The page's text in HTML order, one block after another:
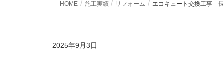
HOME 施工実績 リフォーム エコキュート交換工事
2025年9月3日